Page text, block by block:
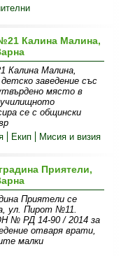
Калина Малина,
Калина Малина,
заведение със
място в
се с общински
Екип Мисия и визия
Приятели,
Приятели се
ул. Пирот №11.
№ РД 14-90 / 2014 за
отваря врати,
малки